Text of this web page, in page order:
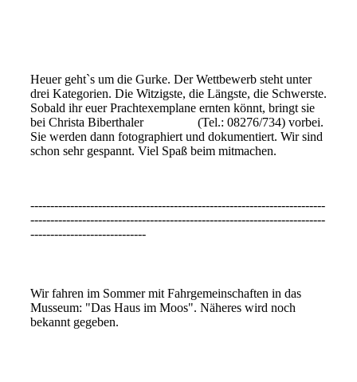
Heuer geht`s um die Gurke. Der Wettbewerb steht unter
drei Kategorien. Die Witzigste, die Längste, die Schwerste.
Sobald ihr euer Prachtexemplane ernten könnt, bringt sie
bei Christa Biberthaler (Tel.: 08276/734) vorbei.
Sie werden dann fotographiert und dokumentiert. Wir sind
schon sehr gespannt. Viel Spaß beim mitmachen.
--------------------------------------------------------------------------
--------------------------------------------------------------------------
-----------------------------
Wir fahren im Sommer mit Fahrgemeinschaften in das
Musseum: "Das Haus im Moos". Näheres wird noch
bekannt gegeben.